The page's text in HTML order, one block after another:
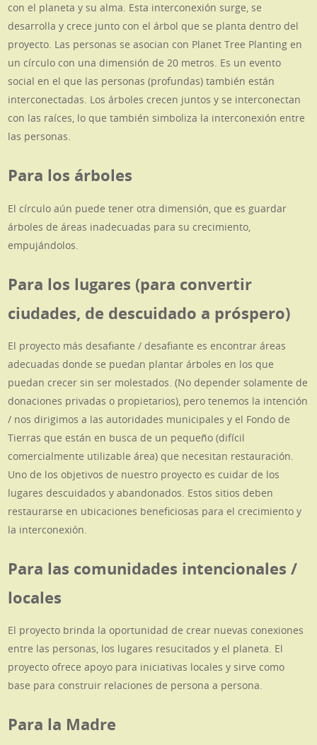
con el planeta y su alma. Esta interconexión surge, se
desarrolla y crece junto con el árbol que se planta dentro del
proyecto. Las personas se asocian con Planet Tree Planting en
un círculo con una dimensión de 20 metros. Es un evento
social en el que las personas (profundas) también están
interconectadas. Los árboles crecen juntos y se interconectan
con las raíces, lo que también simboliza la interconexión entre
las personas.
Para los árboles
El círculo aún puede tener otra dimensión, que es guardar
árboles de áreas inadecuadas para su crecimiento,
empujándolos.
Para los lugares (para convertir
ciudades, de descuidado a próspero)
El proyecto más desafiante / desafiante es encontrar áreas
adecuadas donde se puedan plantar árboles en los que
puedan crecer sin ser molestados. (No depender solamente de
donaciones privadas o propietarios), pero tenemos la intención
/ nos dirigimos a las autoridades municipales y el Fondo de
Tierras que están en busca de un pequeño (difícil
comercialmente utilizable área) que necesitan restauración.
Uno de los objetivos de nuestro proyecto es cuidar de los
lugares descuidados y abandonados. Estos sitios deben
restaurarse en ubicaciones beneficiosas para el crecimiento y
la interconexión.
Para las comunidades intencionales /
locales
El proyecto brinda la oportunidad de crear nuevas conexiones
entre las personas, los lugares resucitados y el planeta. El
proyecto ofrece apoyo para iniciativas locales y sirve como
base para construir relaciones de persona a persona.
Para la Madre